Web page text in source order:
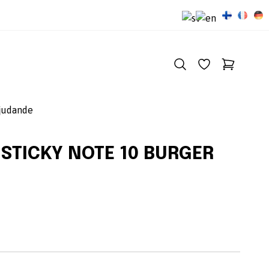
NOTE 10 BURGER